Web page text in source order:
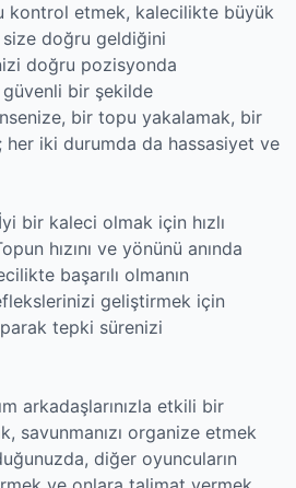
kontrol etmek, kalecilikte büyük
size doğru geldiğini
doğru pozisyonda
bir şekilde
bir topu yakalamak, bir
iki durumda da hassasiyet ve
bir kaleci olmak için hızlı
hızını ve yönünü anında
başarılı olmanın
geliştirmek için
tepki sürenizi
arkadaşlarınızla etkili bir
savunmanızı organize etmek
diğer oyuncuların